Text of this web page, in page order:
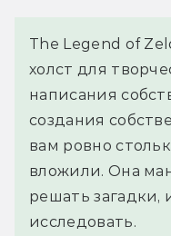
The Legend of
холст для
написания
создания
вам ровно
вложили. Она
решать загадки,
исследовать.